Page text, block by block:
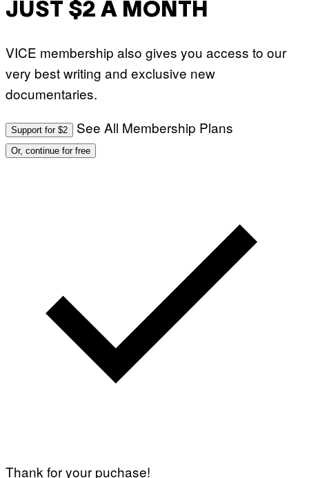
JUST $2 A MONTH
VICE membership also gives you access to our
very best writing and exclusive new
documentaries.
Support for $2 See All Membership Plans
Or, continue for free
Thank for your puchase!